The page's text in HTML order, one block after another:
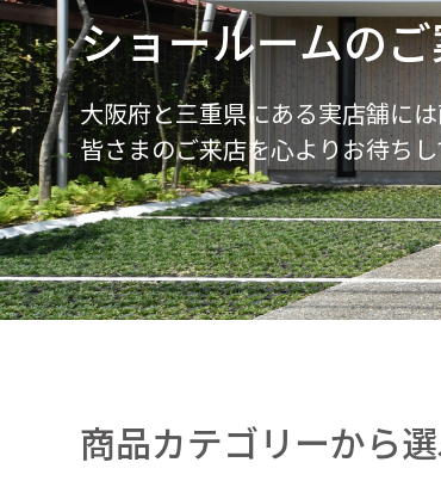
ショールームの
大阪府と三重県にある実店舗に
皆さまのご来店を心よりお待ちし
商品カテゴリーから